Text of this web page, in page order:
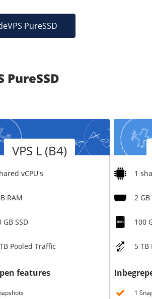
PureSSD
PureSSD
VPS L (B4)
vCPU's
RAM
GB SSD
Pooled Traffic
features
1
2
100
5 TB
1
Versie